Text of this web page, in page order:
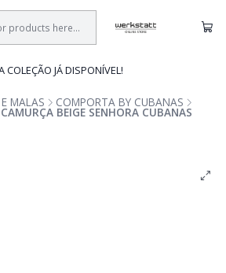
COLEÇÃO JÁ DISPONÍVEL!
MALAS COMPORTA BY CUBANAS
BEIGE SENHORA CUBANAS